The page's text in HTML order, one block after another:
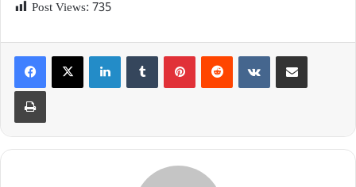
Post Views: 735